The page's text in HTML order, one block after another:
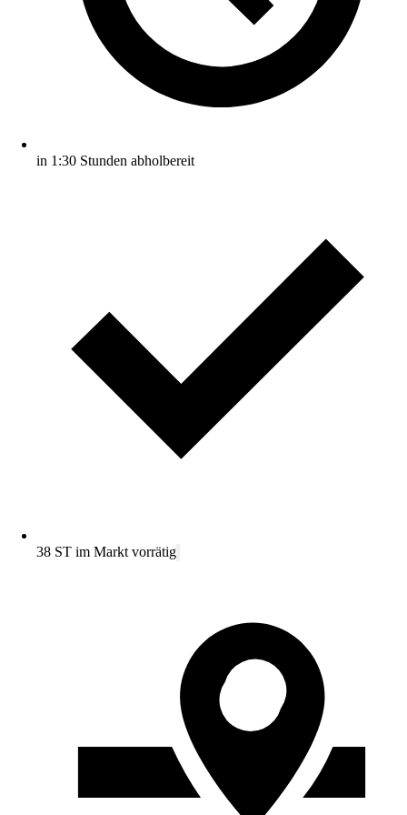
in 1:30 Stunden abholbereit
38 ST im Markt vorrätig